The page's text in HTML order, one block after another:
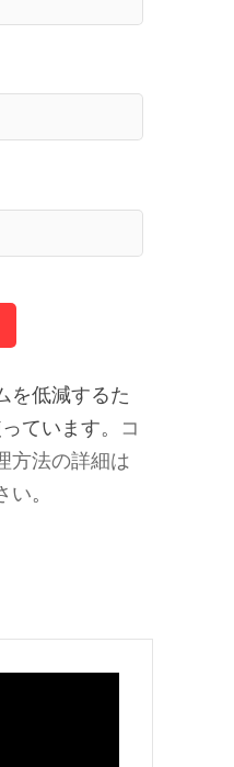
を低減するた
ています。 コ
方法の詳細は
い。